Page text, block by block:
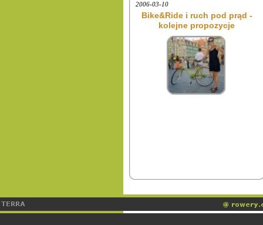
2006-03-10
Bike&Ride i ruch pod prąd -
kolejne propozycje